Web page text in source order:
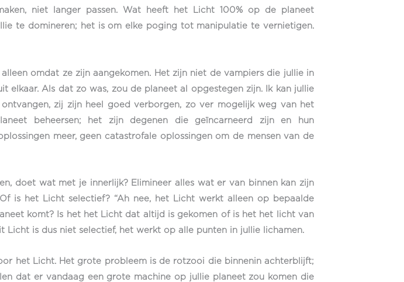
niet langer passen. Wat heeft het Licht 100% op de planeet
te domineren; het is om elke poging tot manipulatie te vernietigen.
omdat ze zijn aangekomen. Het zijn niet de vampiers die jullie in
Als dat zo was, zou de planeet al opgestegen zijn. Ik kan jullie
zij zijn heel goed verborgen, zo ver mogelijk weg van het
beheersen; het zijn degenen die geïncarneerd zijn en hun
meer, geen catastrofale oplossingen om de mensen van de
doet wat met je innerlijk? Elimineer alles wat er van binnen kan zijn
is het Licht selectief? “Ah nee, het Licht werkt alleen op bepaalde
komt? Is het het Licht dat altijd is gekomen of is het het licht van
is dus niet selectief, het werkt op alle punten in jullie lichamen.
het Licht. Het grote probleem is de rotzooi die binnenin achterblijft;
dat er vandaag een grote machine op jullie planeet zou komen die